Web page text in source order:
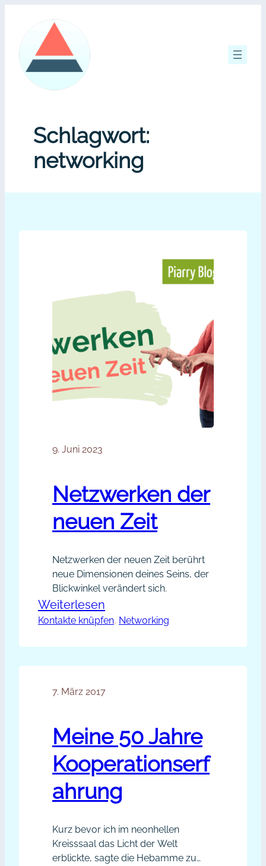
springen
Schlagwort:
networking
9. Juni 2023
Netzwerken der
neuen Zeit
Netzwerken der neuen Zeit berührt
neue Dimensionen deines Seins, der
Blickwinkel verändert sich.
Weiterlesen
Netzwerken
Kontakte knüpfen, Networking
7. März 2017
Meine 50 Jahre
Kooperationserf
ahrung
Kurz bevor ich im neonhellen
Kreisssaal das Licht der Welt
erblickte, sagte die Hebamme zu